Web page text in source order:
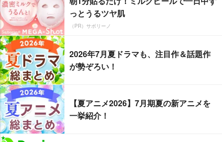
っとうるツヤ肌
（PR）サボリーノ
2026年7月夏ドラマも、注目作＆話題作
が勢ぞろい！
【夏アニメ2026】7月期夏の新アニメを
一挙紹介！